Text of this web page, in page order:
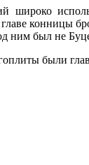
широко
конницы
ним был не
были